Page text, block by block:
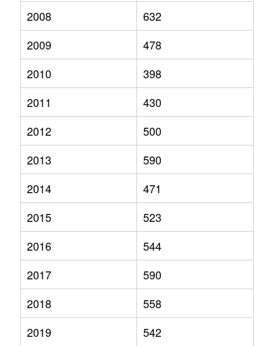
2008
632
2009
478
2010
398
2011
430
2012
500
2013
590
2014
471
2015
523
2016
544
2017
590
2018
558
2019
542